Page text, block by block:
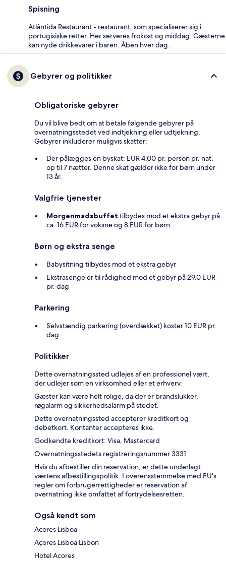
Spisning
Atlântida Restaurant - restaurant, som specialiserer sig i
portugisiske retter. Her serveres frokost og middag. Gæsterne
kan nyde drikkevarer i baren. Åben hver dag.
Gebyrer og politikker
Obligatoriske gebyrer
Du vil blive bedt om at betale følgende gebyrer på
overnatningsstedet ved indtjekning eller udtjekning.
Gebyrer inkluderer muligvis skatter:
Der pålægges en byskat: EUR 4.00 pr. person pr. nat,
op til 7 nætter. Denne skat gælder ikke for børn under
13 år.
Valgfrie tjenester
Morgenmadsbuffet tilbydes mod et ekstra gebyr på
ca. 16 EUR for voksne og 8 EUR for børn
Børn og ekstra senge
Babysitning tilbydes mod et ekstra gebyr
Ekstrasenge er til rådighed mod et gebyr på 29.0 EUR
pr. dag
Parkering
Selvstændig parkering (overdækket) koster 10 EUR pr.
dag
Politikker
Dette overnatningssted udlejes af en professionel vært,
der udlejer som en virksomhed eller et erhverv.
Gæster kan være helt rolige, da der er brandslukker,
røgalarm og sikkerhedsalarm på stedet.
Dette overnatningssted accepterer kreditkort og
debetkort. Kontanter accepteres ikke.
Godkendte kreditkort: Visa, Mastercard
Overnatningsstedets registreringsnummer 3331
Hvis du afbestiller din reservation, er dette underlagt
værtens afbestillingspolitik. I overensstemmelse med EU's
regler om forbrugerrettigheder er reservation af
overnatning ikke omfattet af fortrydelsesretten.
Også kendt som
Acores Lisboa
Açores Lisboa Lisbon
Hotel Acores